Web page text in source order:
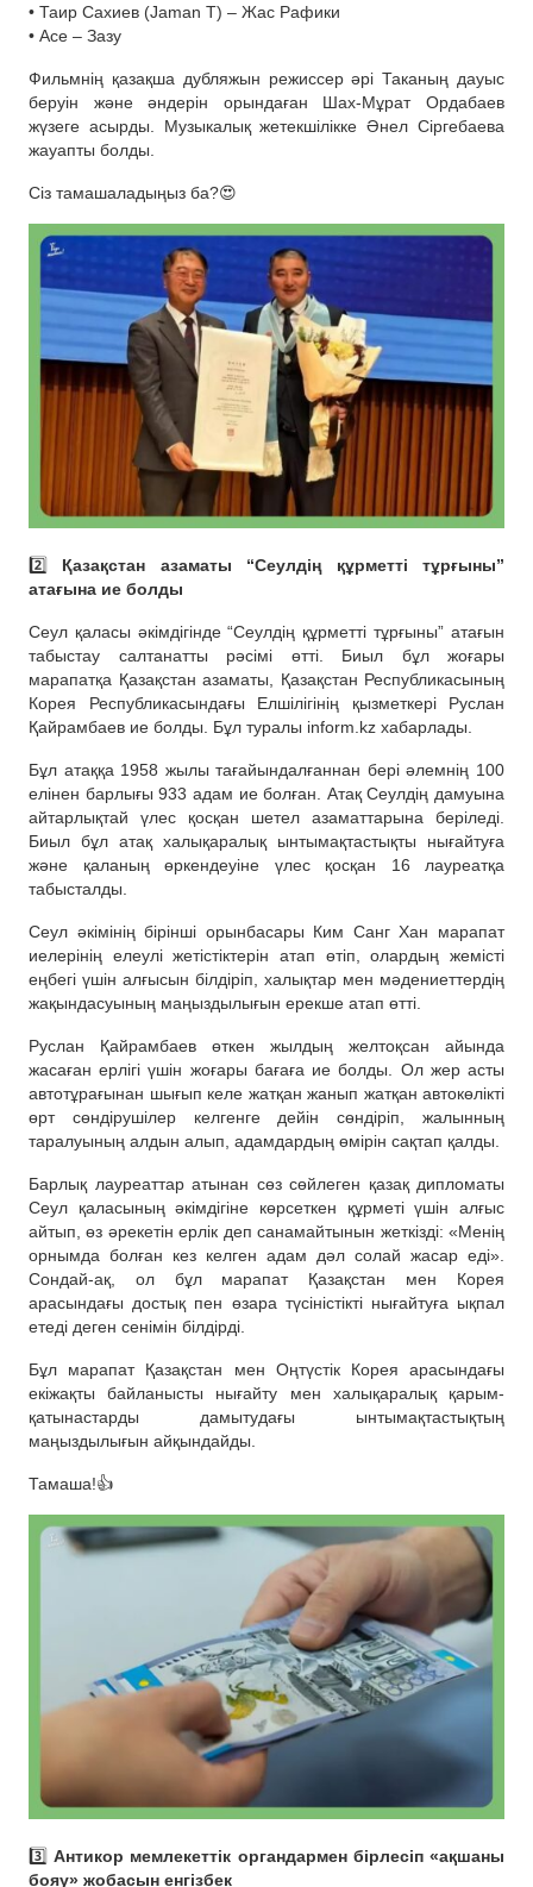
• Таир Сахиев (Jaman T) – Жас Рафики
• Ace – Зазу
Фильмнің қазақша дубляжын режиссер әрі Таканың дауыс
беруін және әндерін орындаған Шах-Мұрат Ордабаев
жүзеге асырды. Музыкалық жетекшілікке Әнел Сіргебаева
жауапты болды.
Сіз тамашаладыңыз ба?😍
2️⃣ Қазақстан азаматы “Сеулдің құрметті тұрғыны”
атағына ие болды
Сеул қаласы әкімдігінде “Сеулдің құрметті тұрғыны” атағын
табыстау салтанатты рәсімі өтті. Биыл бұл жоғары
марапатқа Қазақстан азаматы, Қазақстан Республикасының
Корея Республикасындағы Елшілігінің қызметкері Руслан
Қайрамбаев ие болды. Бұл туралы inform.kz хабарлады.
Бұл атаққа 1958 жылы тағайындалғаннан бері әлемнің 100
елінен барлығы 933 адам ие болған. Атақ Сеулдің дамуына
айтарлықтай үлес қосқан шетел азаматтарына беріледі.
Биыл бұл атақ халықаралық ынтымақтастықты нығайтуға
және қаланың өркендеуіне үлес қосқан 16 лауреатқа
табысталды.
Сеул әкімінің бірінші орынбасары Ким Санг Хан марапат
иелерінің елеулі жетістіктерін атап өтіп, олардың жемісті
еңбегі үшін алғысын білдіріп, халықтар мен мәдениеттердің
жақындасуының маңыздылығын ерекше атап өтті.
Руслан Қайрамбаев өткен жылдың желтоқсан айында
жасаған ерлігі үшін жоғары бағаға ие болды. Ол жер асты
автотұрағынан шығып келе жатқан жанып жатқан автокөлікті
өрт сөндірушілер келгенге дейін сөндіріп, жалынның
таралуының алдын алып, адамдардың өмірін сақтап қалды.
Барлық лауреаттар атынан сөз сөйлеген қазақ дипломаты
Сеул қаласының әкімдігіне көрсеткен құрметі үшін алғыс
айтып, өз әрекетін ерлік деп санамайтынын жеткізді: «Менің
орнымда болған кез келген адам дәл солай жасар еді».
Сондай-ақ, ол бұл марапат Қазақстан мен Корея
арасындағы достық пен өзара түсіністікті нығайтуға ықпал
етеді деген сенімін білдірді.
Бұл марапат Қазақстан мен Оңтүстік Корея арасындағы
екіжақты байланысты нығайту мен халықаралық қарым-
қатынастарды дамытудағы ынтымақтастықтың
маңыздылығын айқындайды.
Тамаша!👍
3️⃣Антикор мемлекеттік органдармен бірлесіп «ақшаны
бояу» жобасын енгізбек